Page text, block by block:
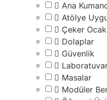
Ana
Atölye
Çeker Ocak
Dolaplar
Güvenlik
Masalar
Modüler